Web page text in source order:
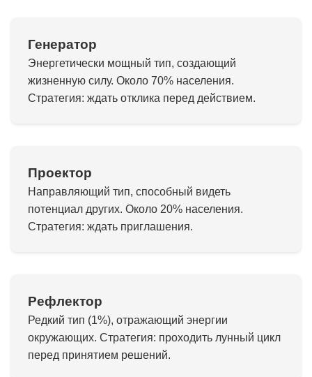
Генератор
Энергетически мощный тип, создающий
жизненную силу. Около 70% населения.
Стратегия: ждать отклика перед действием.
Проектор
Направляющий тип, способный видеть
потенциал других. Около 20% населения.
Стратегия: ждать приглашения.
Рефлектор
Редкий тип (1%), отражающий энергии
окружающих. Стратегия: проходить лунный цикл
перед принятием решений.